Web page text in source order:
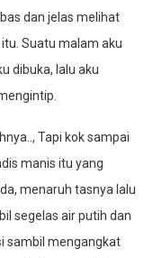
dan jelas melihat
Suatu malam aku
dibuka, lalu aku
Tapi kok sampai
manis itu yang
menaruh tasnya lalu
segelas air putih dan
sambil mengangkat